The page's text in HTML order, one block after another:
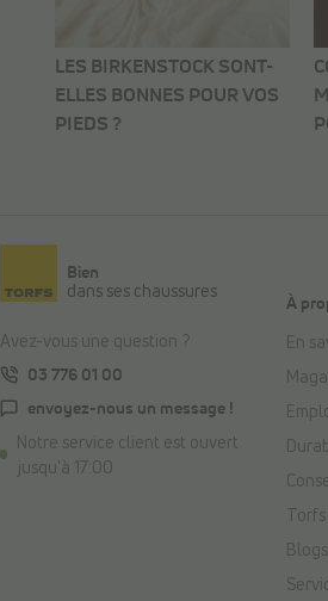
LES BIRKENSTOCK SONT-
ELLES BONNES POUR VOS
PIEDS ?
Bien
dans ses chaussures
Avez-vous une question ?
03 776 01 00
envoyez-nous un message !
Notre service client est ouvert
jusqu'à 17:00
À
En
Blogs